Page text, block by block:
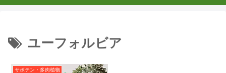
ユーフォルビア
サボテン・多肉植物